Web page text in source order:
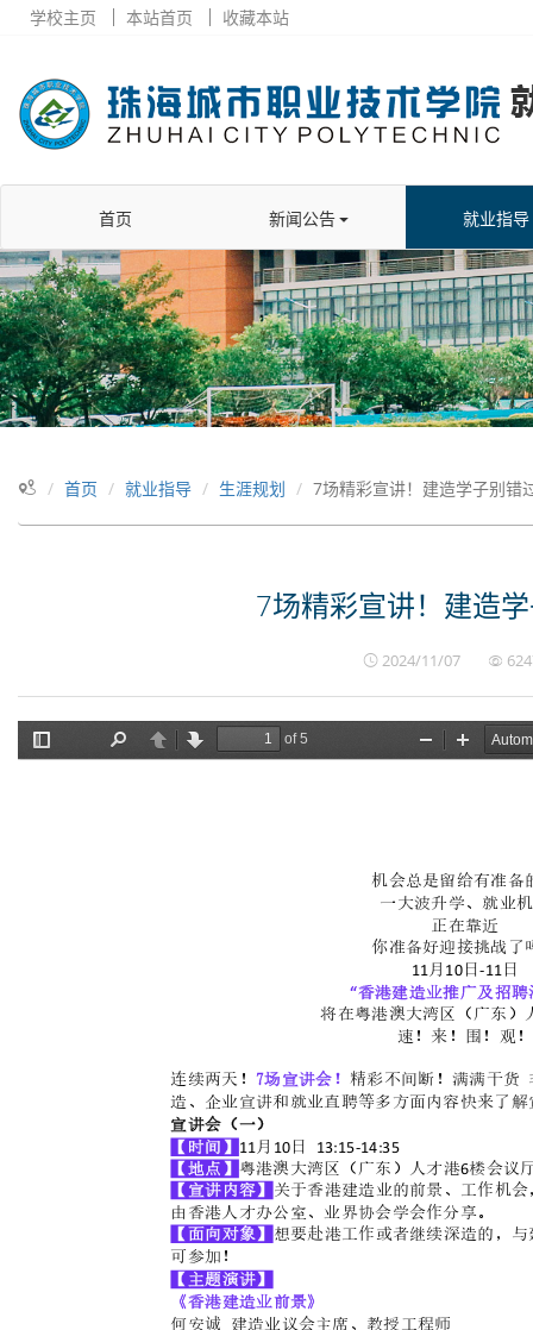
学校主页 本站首页 收藏本站
首页 新闻公告 就业指导
首页 就业指导 生涯规划 7场精彩宣讲！建造学子别错
7场精彩宣讲！建造
2024/11/07